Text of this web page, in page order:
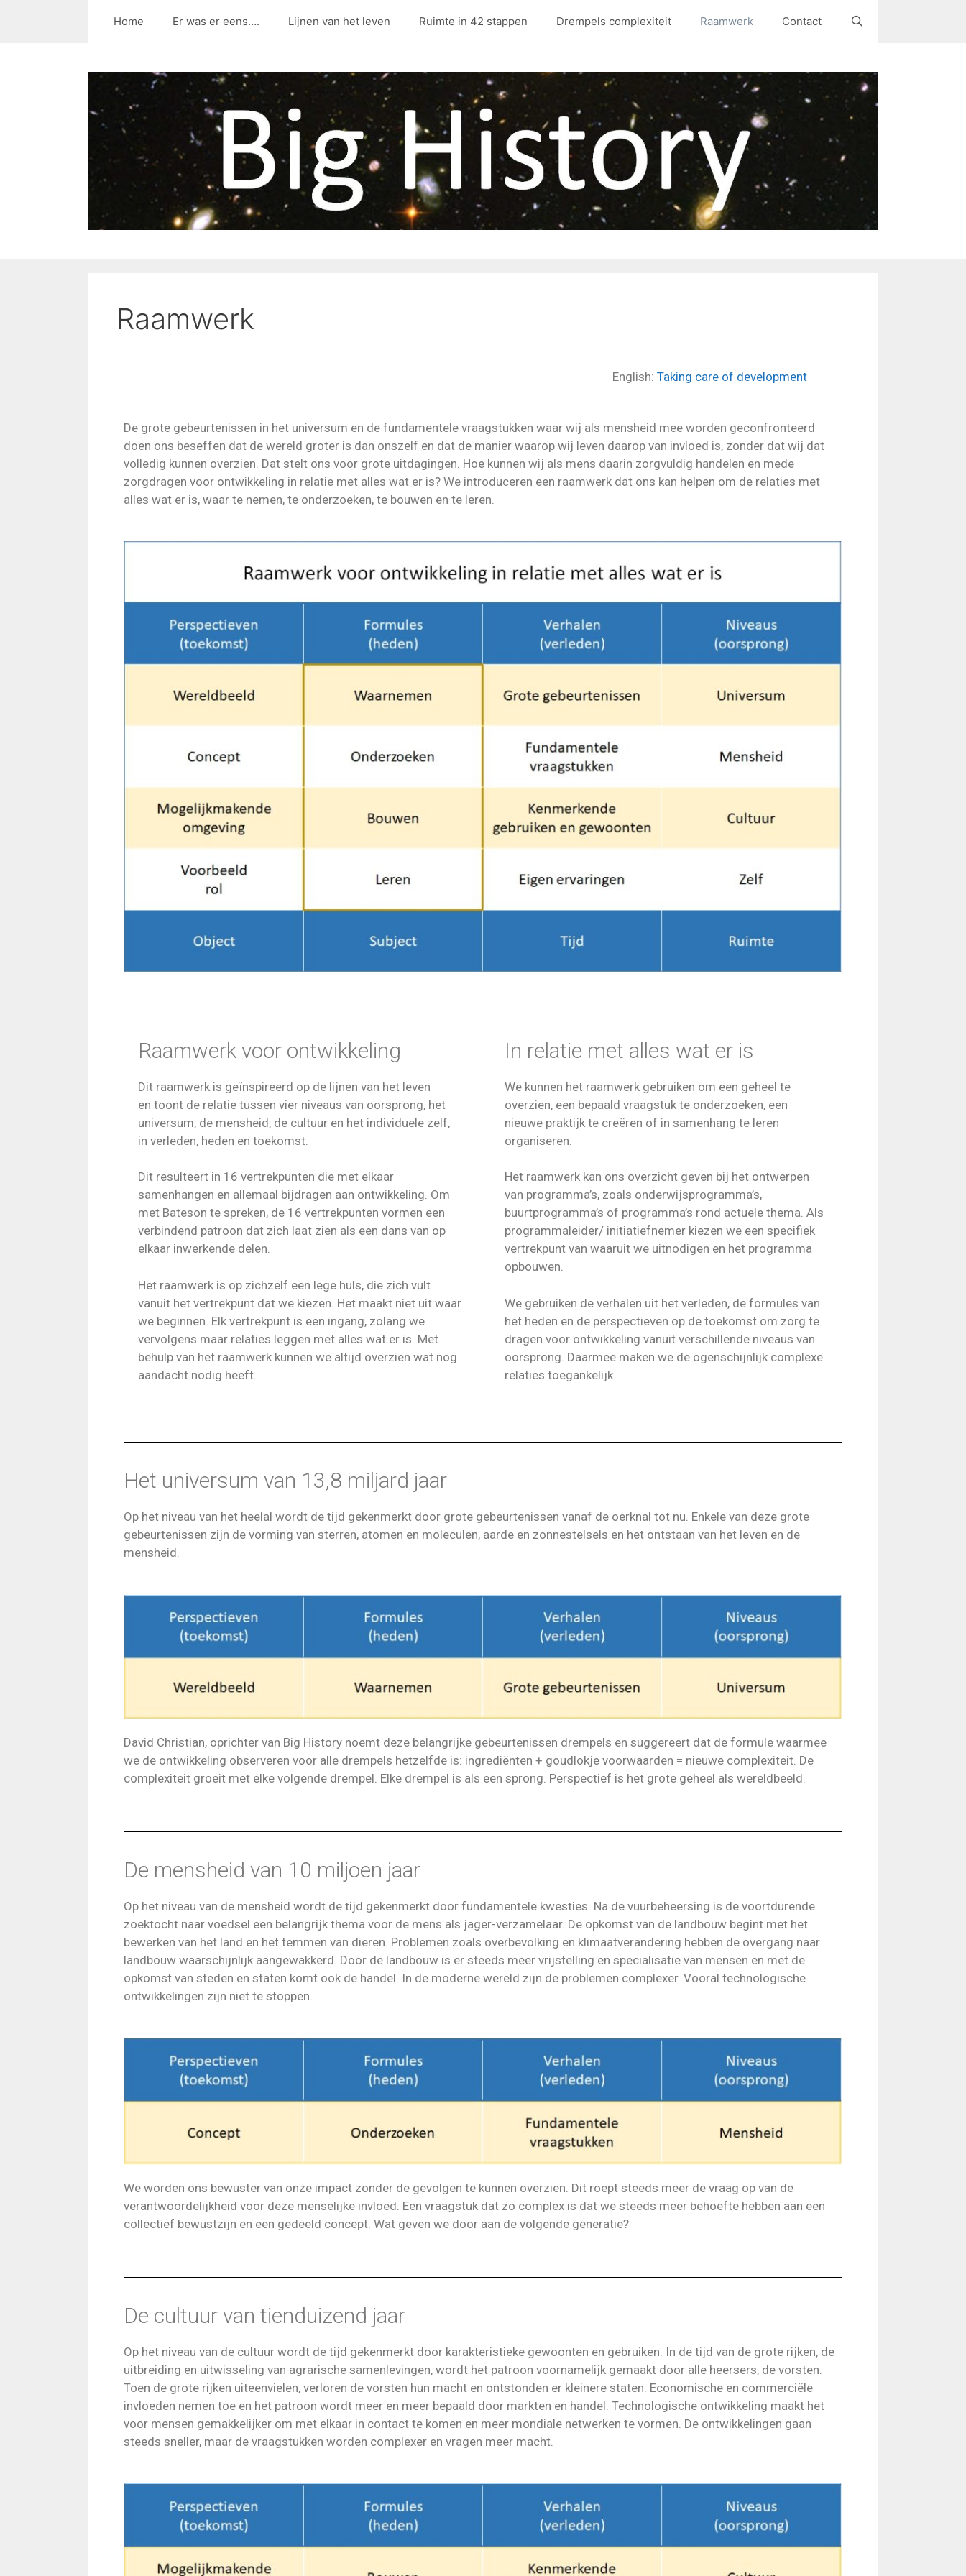
Home Er was er eens…. Lijnen van het leven Ruimte in 42 stappen Drempels complexiteit Raamwerk Contact
Raamwerk
English: Taking care of development
De grote gebeurtenissen in het universum en de fundamentele vraagstukken waar wij als mensheid mee worden geconfronteerd
doen ons beseffen dat de wereld groter is dan onszelf en dat de manier waarop wij leven daarop van invloed is, zonder dat wij dat
volledig kunnen overzien. Dat stelt ons voor grote uitdagingen. Hoe kunnen wij als mens daarin zorgvuldig handelen en mede
zorgdragen voor ontwikkeling in relatie met alles wat er is? We introduceren een raamwerk dat ons kan helpen om de relaties met
alles wat er is, waar te nemen, te onderzoeken, te bouwen en te leren.
Raamwerk voor ontwikkeling
Dit raamwerk is geïnspireerd op de lijnen van het leven
en toont de relatie tussen vier niveaus van oorsprong, het
universum, de mensheid, de cultuur en het individuele zelf,
in verleden, heden en toekomst.
Dit resulteert in 16 vertrekpunten die met elkaar
samenhangen en allemaal bijdragen aan ontwikkeling. Om
met Bateson te spreken, de 16 vertrekpunten vormen een
verbindend patroon dat zich laat zien als een dans van op
elkaar inwerkende delen.
Het raamwerk is op zichzelf een lege huls, die zich vult
vanuit het vertrekpunt dat we kiezen. Het maakt niet uit waar
we beginnen. Elk vertrekpunt is een ingang, zolang we
vervolgens maar relaties leggen met alles wat er is. Met
behulp van het raamwerk kunnen we altijd overzien wat nog
aandacht nodig heeft.
In relatie met alles wat er is
We kunnen het raamwerk gebruiken om een geheel te
overzien, een bepaald vraagstuk te onderzoeken, een
nieuwe praktijk te creëren of in samenhang te leren
organiseren.
Het raamwerk kan ons overzicht geven bij het ontwerpen
van programma’s, zoals onderwijsprogramma’s,
buurtprogramma’s of programma’s rond actuele thema. Als
programmaleider/ initiatiefnemer kiezen we een specifiek
vertrekpunt van waaruit we uitnodigen en het programma
opbouwen.
We gebruiken de verhalen uit het verleden, de formules van
het heden en de perspectieven op de toekomst om zorg te
dragen voor ontwikkeling vanuit verschillende niveaus van
oorsprong. Daarmee maken we de ogenschijnlijk complexe
relaties toegankelijk.
Het universum van 13,8 miljard jaar
Op het niveau van het heelal wordt de tijd gekenmerkt door grote gebeurtenissen vanaf de oerknal tot nu. Enkele van deze grote
gebeurtenissen zijn de vorming van sterren, atomen en moleculen, aarde en zonnestelsels en het ontstaan ​​van het leven en de
mensheid.
David Christian, oprichter van Big History noemt deze belangrijke gebeurtenissen drempels en suggereert dat de formule waarmee
we de ontwikkeling observeren voor alle drempels hetzelfde is: ingrediënten + goudlokje voorwaarden = nieuwe complexiteit. De
complexiteit groeit met elke volgende drempel. Elke drempel is als een sprong. Perspectief is het grote geheel als wereldbeeld.
De mensheid van 10 miljoen jaar
Op het niveau van de mensheid wordt de tijd gekenmerkt door fundamentele kwesties. Na de vuurbeheersing is de voortdurende
zoektocht naar voedsel een belangrijk thema voor de mens als jager-verzamelaar. De opkomst van de landbouw begint met het
bewerken van het land en het temmen van dieren. Problemen zoals overbevolking en klimaatverandering hebben de overgang naar
landbouw waarschijnlijk aangewakkerd. Door de landbouw is er steeds meer vrijstelling en specialisatie van mensen en met de
opkomst van steden en staten komt ook de handel. In de moderne wereld zijn de problemen complexer. Vooral technologische
ontwikkelingen zijn niet te stoppen.
We worden ons bewuster van onze impact zonder de gevolgen te kunnen overzien. Dit roept steeds meer de vraag op van de
verantwoordelijkheid voor deze menselijke invloed. Een vraagstuk dat zo complex is dat we steeds meer behoefte hebben aan een
collectief bewustzijn en een gedeeld concept. Wat geven we door aan de volgende generatie?
De cultuur van tienduizend jaar
Op het niveau van de cultuur wordt de tijd gekenmerkt door karakteristieke gewoonten en gebruiken. In de tijd van de grote rijken, de
uitbreiding en uitwisseling van agrarische samenlevingen, wordt het patroon voornamelijk gemaakt door alle heersers, de vorsten.
Toen de grote rijken uiteenvielen, verloren de vorsten hun macht en ontstonden er kleinere staten. Economische en commerciële
invloeden nemen toe en het patroon wordt meer en meer bepaald door markten en handel. Technologische ontwikkeling maakt het
voor mensen gemakkelijker om met elkaar in contact te komen en meer mondiale netwerken te vormen. De ontwikkelingen gaan
steeds sneller, maar de vraagstukken worden complexer en vragen meer macht.